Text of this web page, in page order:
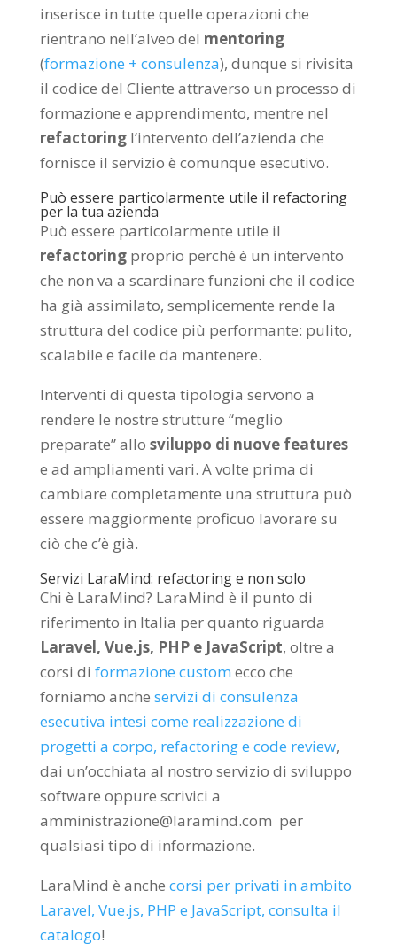
inserisce in tutte quelle operazioni che
rientrano nell’alveo del mentoring
(formazione + consulenza), dunque si rivisita
il codice del Cliente attraverso un processo di
formazione e apprendimento, mentre nel
refactoringl’intervento dell’azienda che
fornisce il servizio è comunque esecutivo.
Può essere particolarmente utile il refactoring
per la tua azienda
Può essere particolarmente utile il
refactoringproprio perché è un intervento
che non va a scardinare funzioni che il codice
ha già assimilato, semplicemente rende la
struttura del codice più performante: pulito,
scalabile e facile da mantenere.
Interventi di questa tipologia servono a
rendere le nostre strutture “meglio
preparate” allo sviluppo di nuove features
e ad ampliamenti vari. A volte prima di
cambiare completamente una struttura può
essere maggiormente proficuo lavorare su
ciò che c’è già.
Servizi LaraMind: refactoring e non solo
Chi è LaraMind? LaraMind è il punto di
riferimento in Italia per quanto riguarda
Laravel, Vue.js, PHP e JavaScript, oltre a
corsi di formazione custom ecco che
forniamo anche servizi di consulenza
esecutiva intesi come realizzazione di
progetti a corpo, refactoring e code review,
dai un’occhiata al nostro servizio di sviluppo
software oppure scrivici a
amministrazione@laramind.com per
qualsiasi tipo di informazione.
LaraMind è anche corsi per privati in ambito
Laravel, Vue.js, PHP e JavaScript, consulta il
catalogo!